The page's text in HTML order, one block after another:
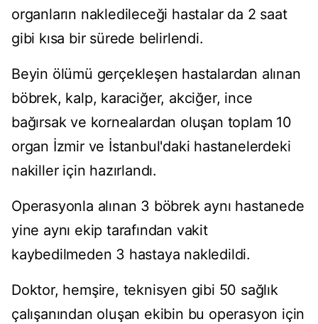
organların nakledileceği hastalar da 2 saat
gibi kısa bir sürede belirlendi.
Beyin ölümü gerçekleşen hastalardan alınan
böbrek, kalp, karaciğer, akciğer, ince
bağırsak ve kornealardan oluşan toplam 10
organ İzmir ve İstanbul'daki hastanelerdeki
nakiller için hazırlandı.
Operasyonla alınan 3 böbrek aynı hastanede
yine aynı ekip tarafından vakit
kaybedilmeden 3 hastaya nakledildi.
Doktor, hemşire, teknisyen gibi 50 sağlık
çalışanından oluşan ekibin bu operasyon için